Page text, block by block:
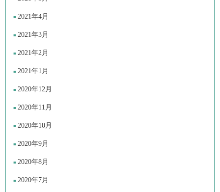
2021年4月
2021年3月
2021年2月
2021年1月
2020年12月
2020年11月
2020年10月
2020年9月
2020年8月
2020年7月